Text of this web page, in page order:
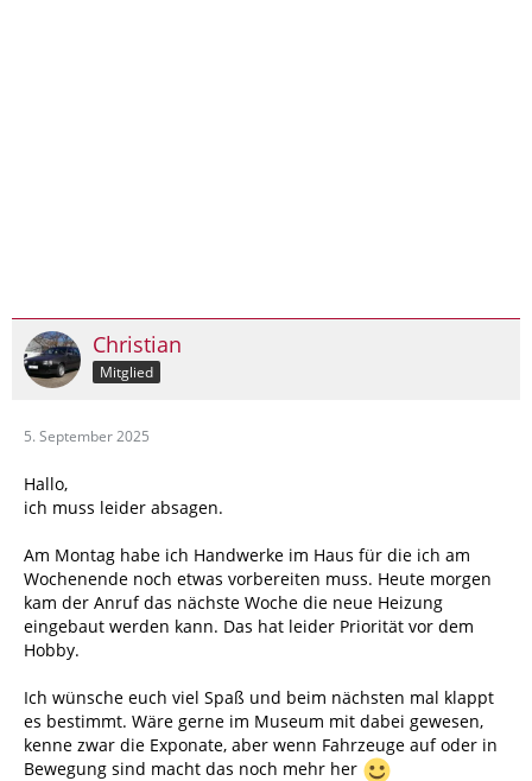
Christian
Mitglied
5. September 2025
Hallo,
ich muss leider absagen.
Am Montag habe ich Handwerke im Haus für die ich am
Wochenende noch etwas vorbereiten muss. Heute morgen
kam der Anruf das nächste Woche die neue Heizung
eingebaut werden kann. Das hat leider Priorität vor dem
Hobby.
Ich wünsche euch viel Spaß und beim nächsten mal klappt
es bestimmt. Wäre gerne im Museum mit dabei gewesen,
kenne zwar die Exponate, aber wenn Fahrzeuge auf oder in
Bewegung sind macht das noch mehr her